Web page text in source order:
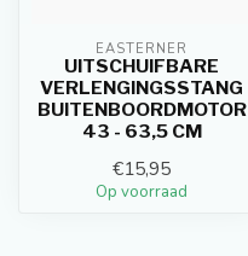
EASTERNER
UITSCHUIFBARE
VERLENGINGSSTANG
BUITENBOORDMOTOR
43 - 63,5 CM
€15,95
Op voorraad